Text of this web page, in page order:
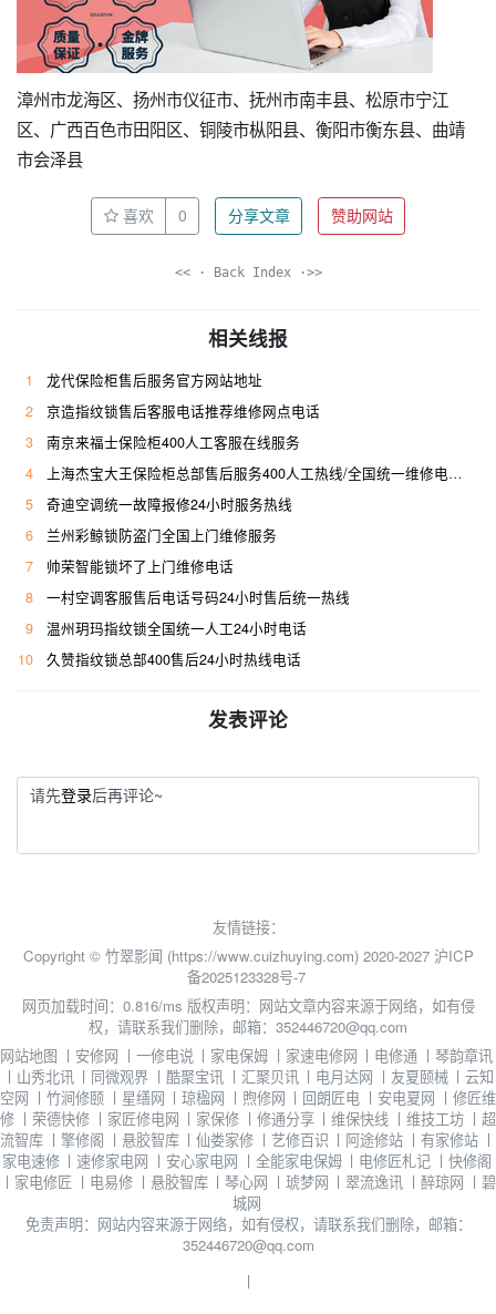
漳州市龙海区、扬州市仪征市、抚州市南丰县、松原市宁江
区、广西百色市田阳区、铜陵市枞阳县、衡阳市衡东县、曲靖
市会泽县
喜欢 0 分享文章 赞助网站
<< · Back Index ·>>
相关线报
1
龙代保险柜售后服务官方网站地址
2
京造指纹锁售后客服电话推荐维修网点电话
3
南京来福士保险柜400人工客服在线服务
4
上海杰宝大王保险柜总部售后服务400人工热线/全国统一维修电话是多少
5
奇迪空调统一故障报修24小时服务热线
6
兰州彩鲸锁防盗门全国上门维修服务
7
帅荣智能锁坏了上门维修电话
8
一村空调客服售后电话号码24小时售后统一热线
9
温州玥玛指纹锁全国统一人工24小时电话
10
久赞指纹锁总部400售后24小时热线电话
发表评论
请先登录后再评论~
友情链接：
Copyright © 竹翠影闻 (https://www.cuizhuying.com) 2020-2027 沪ICP
备2025123328号-7
网页加载时间：0.816/ms 版权声明：网站文章内容来源于网络，如有侵
权，请联系我们删除，邮箱：352446720@qq.com
网站地图 丨 安修网 丨 一修电说 丨 家电保姆 丨 家速电修网 丨 电修通 丨琴韵章讯
丨 山秀北讯 丨 同微观界 丨 酷聚宝讯 丨 汇聚贝讯 丨 电月达网 丨 友夏颐械 丨云知
空网 丨 竹涧修颐 丨 星缮网 丨琼楹网 丨 煦修网 丨 回朗匠电 丨 安电夏网 丨 修匠维
修 丨 荣德快修 丨 家匠修电网 丨 家保修 丨 修通分享 丨维保快线 丨维技工坊 丨 超
流智库 丨 擎修阁 丨 悬胶智库 丨仙娄家修 丨 艺修百识 丨 阿途修站 丨 有家修站 丨
家电速修 丨 速修家电网 丨 安心家电网 丨 全能家电保姆 丨 电修匠札记 丨 快修阁
丨 家电修匠 丨 电易修 丨 悬胶智库 丨琴心网 丨 琥梦网 丨翠流逸讯 丨醉琼网 丨 碧
城网
免责声明：网站内容来源于网络，如有侵权，请联系我们删除，邮箱：
352446720@qq.com
丨